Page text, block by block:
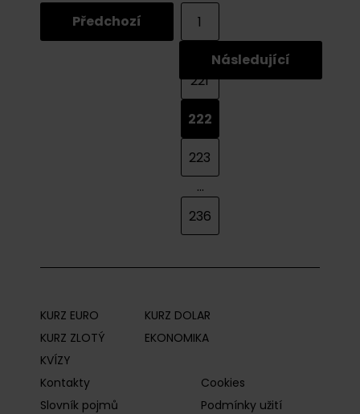
Předchozí
1
221
222
223
...
236
Následující
KURZ EURO
KURZ DOLAR
KURZ ZLOTÝ
EKONOMIKA
KVÍZY
Kontakty
Cookies
Slovník pojmů
Podmínky užití